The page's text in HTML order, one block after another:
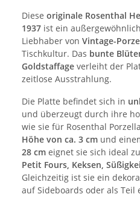
Diese originale Rosenthal
1937 ist ein
Liebhaber von Vintage-
Tischkultur. Das bunte
Goldstaffage verleiht der
zeitlose Ausstrahlung.
Die Platte befindet sich in
und überzeugt durch ihre
wie sie für Rosenthal
Höhe von ca. 3 cm und
28 cm eignet sie sich ideal
Petit Fours, Keksen,
Gleichzeitig ist sie ein
auf Sideboards oder als Teil